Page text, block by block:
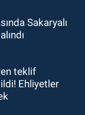
Sakaryalı
teklif
Ehliyetler